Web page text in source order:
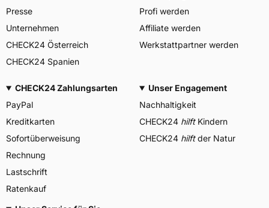
Presse
Unternehmen
CHECK24 Österreich
CHECK24 Spanien
Profi werden
Affiliate werden
Werkstattpartner werden
CHECK24 Zahlungsarten
PayPal
Kreditkarten
Sofortüberweisung
Rechnung
Lastschrift
Ratenkauf
Unser Engagement
Nachhaltigkeit
CHECK24 hilftKindern
CHECK24 hilftder Natur